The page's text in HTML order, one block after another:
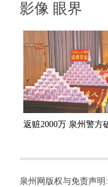
影像 眼界
泉州网版权与免责声明: